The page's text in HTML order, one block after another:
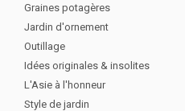
Graines potagères
Jardin d'ornement
Outillage
Idées originales & insolites
L'Asie à l'honneur
Style de jardin